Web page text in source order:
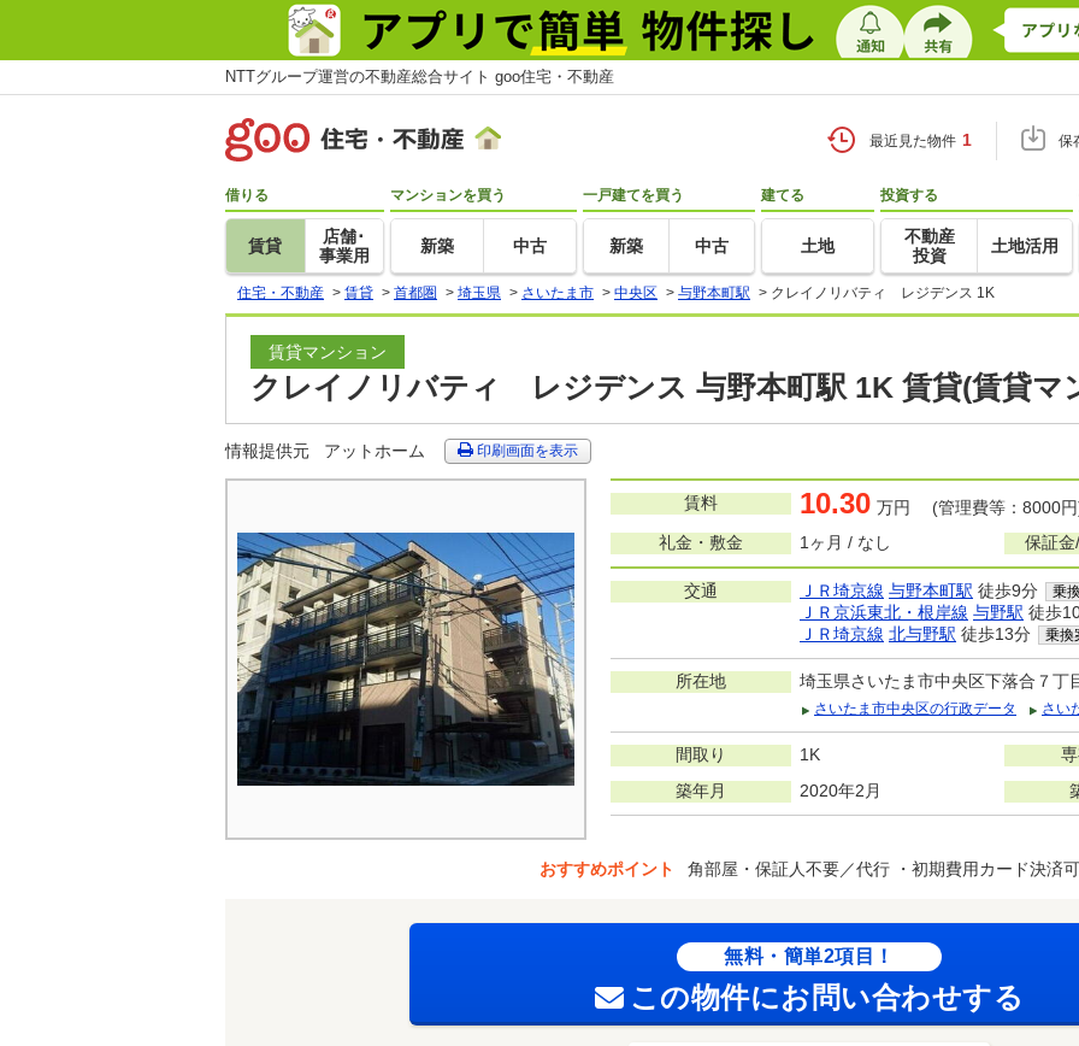
NTTグループ運営の不動産総合サイト goo住宅・不動産
最近見た物件 1 保
借りる
賃貸
店舗･
事業用
マンションを買う
新築 中古
一戸建てを買う
新築 中古
建てる
土地
投資する
不動産
投資
土地活用
住宅・不動産 > 賃貸 > 首都圏 > 埼玉県 > さいたま市 > 中央区 > 与野本町駅 > クレイノリバティ レジデンス 1K
賃貸マンション
クレイノリバティ レジデンス 与野本町駅 1K 賃貸(賃貸マ
情報提供元 アットホーム 印刷画面を表示
賃料 10.30 万円 (管理費等：8000
礼金・敷金
1ヶ月 / なし 保証金
交通 ＪＲ埼京線 与野本町駅 徒歩9分 乗
ＪＲ京浜東北・根岸線 与野駅 徒歩
ＪＲ埼京線 北与野駅 徒歩13分 乗換
所在地 埼玉県さいたま市中央区下落合７丁
さいたま市中央区の行政データ
さい
間取り 1K
築年月 2020年2月
おすすめポイント 角部屋・保証人不要／代行 ・初期費用カード決済可
無料・簡単2項目！
この物件にお問い合わせする